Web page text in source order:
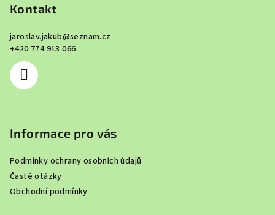
Kontakt
jaroslav.jakub@seznam.cz
+420 774 913 066
Informace pro vás
Podmínky ochrany osobních údajů
Časté otázky
Obchodní podmínky